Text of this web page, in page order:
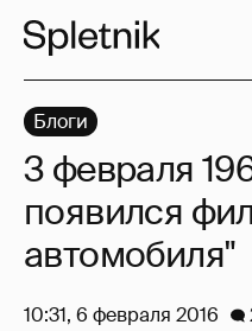
Блоги
3 февраля
появился
автомобиля"
10:31, 6 февраля 2016